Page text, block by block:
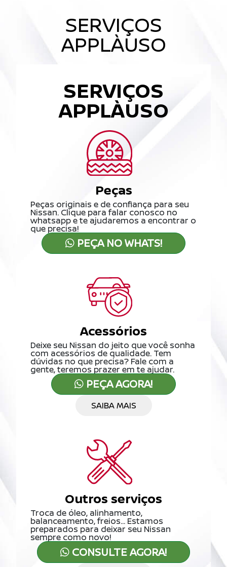
SERVIÇOS
APPLÀUSO
SERVIÇOS
APPLÀUSO
Peças
Peças originais e de confiança para seu
Nissan. Clique para falar conosco no
whatsapp e te ajudaremos a encontrar o
que precisa!
PEÇA NO WHATS!
Acessórios
Deixe seu Nissan do jeito que você sonha
com acessórios de qualidade. Tem
dúvidas no que precisa? Fale com a
gente, teremos prazer em te ajudar.
PEÇA AGORA!
SAIBA MAIS
Outros serviços
Troca de óleo, alinhamento,
balanceamento, freios... Estamos
preparados para deixar seu Nissan
sempre como novo!
CONSULTE AGORA!